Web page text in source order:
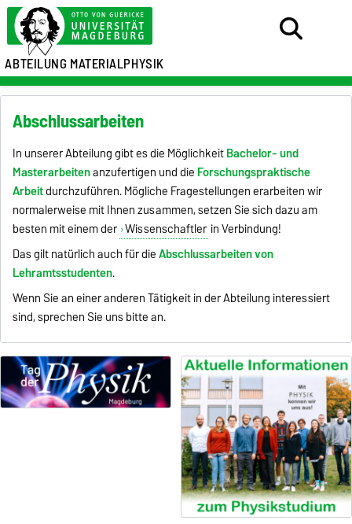
ABTEILUNG MATERIALPHYSIK
Abschlussarbeiten
In unserer Abteilung gibt es die MöglichkeitBachelor- und
Masterarbeitenanzufertigen und die Forschungspraktische
Arbeitdurchzuführen. Mögliche Fragestellungen erarbeiten wir
normalerweise mit Ihnen zusammen, setzen Sie sich dazu am
besten mit einem der Wissenschaftler in Verbindung!
Das gilt natürlich auch für dieAbschlussarbeiten von
Lehramtsstudenten.
Wenn Sie an einer anderen Tätigkeit in der Abteilung interessiert
sind, sprechen Sie uns bitte an.